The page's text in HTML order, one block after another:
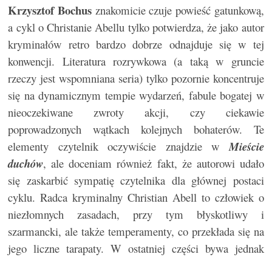
Krzysztof Bochus znakomicie czuje powieść gatunkową,
a cykl o Christanie Abellu tylko potwierdza, że jako autor
kryminałów retro bardzo dobrze odnajduje się w tej
konwencji. Literatura rozrywkowa (a taką w gruncie
rzeczy jest wspomniana seria) tylko pozornie koncentruje
się na dynamicznym tempie wydarzeń, fabule bogatej w
nieoczekiwane zwroty akcji, czy ciekawie
poprowadzonych wątkach kolejnych bohaterów. Te
elementy czytelnik oczywiście znajdzie wMieście
duchów, ale doceniam również fakt, że autorowi udało
się zaskarbić sympatię czytelnika dla głównej postaci
cyklu. Radca kryminalny Christian Abell to człowiek o
niezłomnych zasadach, przy tym błyskotliwy i
szarmancki, ale także temperamenty, co przekłada się na
jego liczne tarapaty. W ostatniej części bywa jednak